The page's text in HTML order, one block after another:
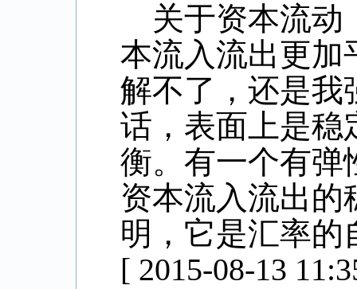
关于资本流动
本流入流出更加
解不了，还是我
话，表面上是稳
衡。有一个有弹
资本流入流出的
明，它是汇率的
[ 2015-08-13